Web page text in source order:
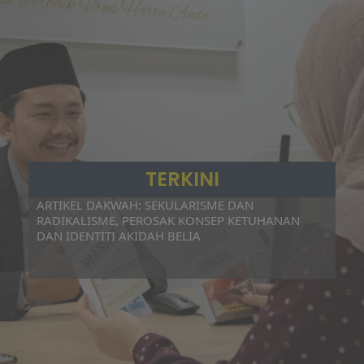
TERKINI
ARTIKEL DAKWAH: SEKULARISME DAN
RADIKALISME, PEROSAK KONSEP KETUHANAN
DAN IDENTITI AKIDAH BELIA
ARTIKEL DAKWAH: SEKULARISME DAN
RADIKALISME, PEROSAK KONSEP KETUHANAN
DAN IDENTITI AKIDAH BELIA